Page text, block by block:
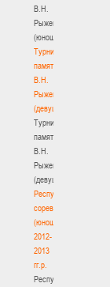
В.Н.
Рыженкова
(юноши)
Турнир
памяти
В.Н.
Рыженкова
(девушки)
Турнир
памяти
В.Н.
Рыженкова
(девушки)
Республиканские
соревнования
(юноши)
2012-
2013
гг.р.
Республиканские